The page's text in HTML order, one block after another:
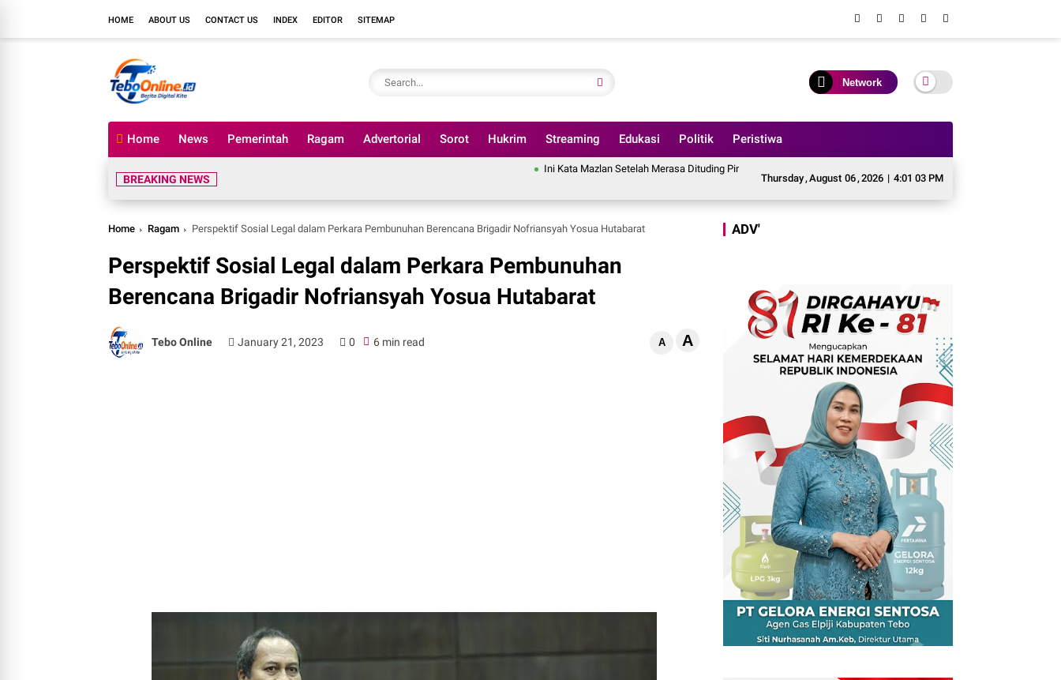
HOME ABOUT US CONTACT US INDEX EDITOR SITEMAP
Network
Home News Pemerintah Ragam Advertorial Sorot Hukrim Streaming Edukasi Politik Peristiwa
Thursday,August 06,2026 | 4:01 05 PM
BREAKING NEWS
Ini Kata Mazlan Setelah Merasa Dituding Pindahkan Anggaran Perbaikan Jalan Simpang Betung - Pintas ke Jalan Padang Lamo
Home Ragam Perspektif Sosial Legal dalam Perkara Pembunuhan Berencana Brigadir Nofriansyah Yosua Hutabarat
Perspektif Sosial Legal dalam Perkara Pembunuhan
Berencana Brigadir Nofriansyah Yosua Hutabarat
Tebo Online January 21, 2023 0 6 min read A A
ADV'